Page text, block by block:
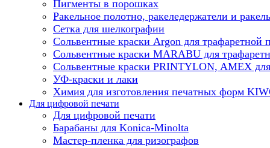
Пигменты в порошках
Ракельное полотно, ракеледержатели и
Сетка для шелкографии
Сольвентные краски Argon для трафаретной
Сольвентные краски MARABU для
Сольвентные краски PRINTYLON, AMEX
УФ-краски и лаки
Химия для изготовления печатных форм
Для цифровой печати
Для цифровой печати
Барабаны для Konica-Minolta
Мастер-пленка для ризографов